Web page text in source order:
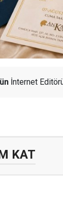
İnternet
KAT